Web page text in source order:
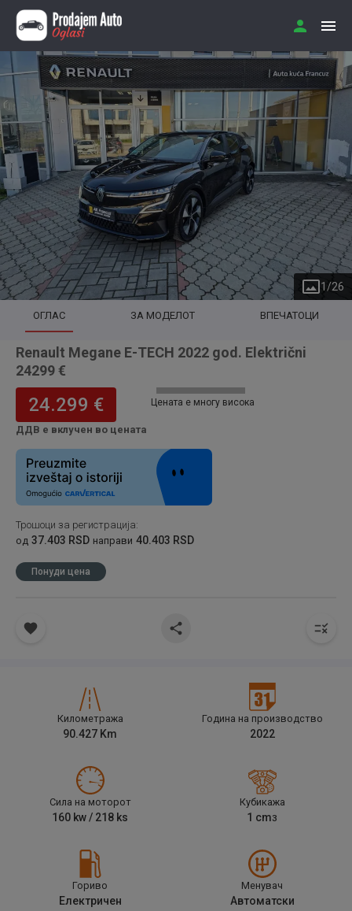
1 /26
ОГЛАС ЗА МОДЕЛОТ ВПЕЧАТОЦИ
Renault Megane E-TECH 2022 god. Električni
24299 €
24.299 €
ДДВ е вклучен во цената
Цената е многу висока
Трошоци за регистрација:
од 37.403 RSD направи 40.403 RSD
Понуди цена
Километража
90.427 Km
Година на производство
2022
Сила на моторот
160 kw / 218 ks
Кубикажа
1 cm3
Гориво
Електричен
Менувач
Автоматски